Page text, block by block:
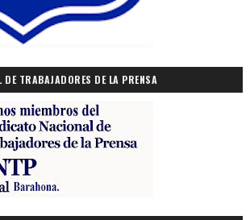
TRABAJADORES DE LA PRENSA